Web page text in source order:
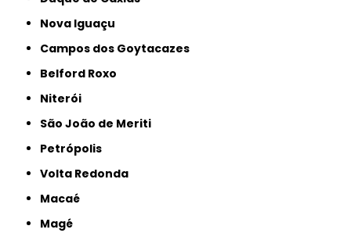
Nova Iguaçu
Campos dos Goytacazes
Belford Roxo
Niterói
São João de Meriti
Petrópolis
Volta Redonda
Macaé
Magé